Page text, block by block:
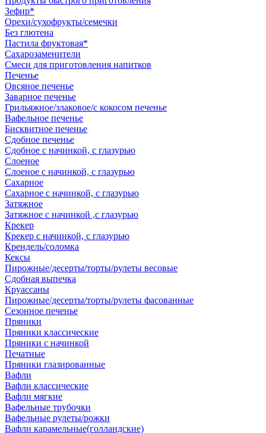
Зефир*
Орехи/сухофрукты/семечки
Без глютена
Пастила фруктовая*
Сахарозаменители
Смеси для приготовления напитков
Печенье
Овсяное печенье
Заварное печенье
Грильяжное/злаковое/с кокосом печенье
Вафельное печенье
Бисквитное печенье
Сдобное печенье
Сдобное с начинкой, с глазурью
Слоеное
Слоеное с начинкой, с глазурью
Сахарное
Сахарное с начинкой, с глазурью
Затяжное
Затяжное с начинкой ,с глазурью
Крекер
Крекер с начинкой, с глазурью
Крендель/соломка
Кексы
Пирожные/десерты/торты/рулеты весовые
Сдобная выпечка
Круассаны
Пирожные/десерты/торты/рулеты фасованные
Сезонное печенье
Пряники
Пряники классические
Пряники с начинкой
Печатные
Пряники глазированные
Вафли
Вафли классические
Вафли мягкие
Вафельные трубочки
Вафельные рулеты/рожки
Вафли карамельные(голландские)